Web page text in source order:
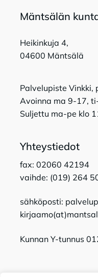
Mänt­sä­län
Heikinkuja 4,
04600 Mäntsälä
Palvelupiste Vinkki,
Avoinna ma 9-17,
Suljettu ma-pe klo
Yhteystiedot
fax: 02060 42194
vaihde: (019) 264
sähköposti:
Kunnan Y-tunnus